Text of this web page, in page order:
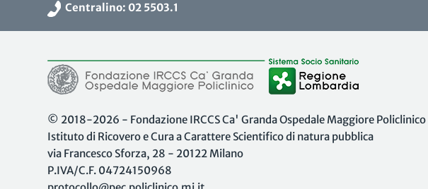
Centralino: 02 5503.1
© 2018-2026 - Fondazione IRCCS Ca' Granda Ospedale Maggiore Policlinico
Istituto di Ricovero e Cura a Carattere Scientifico di natura pubblica
via Francesco Sforza, 28 - 20122 Milano
P.IVA/C.F. 04724150968